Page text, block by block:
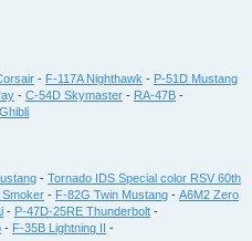
- F-117A Nighthawk - P-51D Mustang
- C-54D Skymaster - RA-47B -
- Tornado IDS Special color RSV 60th
Smoker - F-82G Twin Mustang - A6M2 Zero
- P-47D-25RE Thunderbolt -
- F-35B Lightning II
-